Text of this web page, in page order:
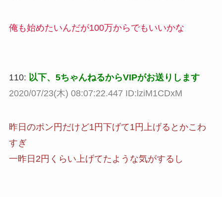
俺も始めたいんだが100万からでもいいかな
110: 以下、5ちゃんねるからVIPがお送りします
2020/07/23(木) 08:07:22.447 ID:lziM1CDxM
昨日のポン円だけど1円下げて1円上げるとかこわ
すぎ
一昨日2円くらい上げてたような気がするし